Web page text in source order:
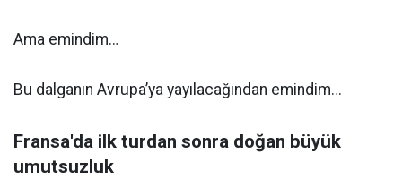
Ama emindim…
Bu dalganın Avrupa’ya yayılacağından emindim...
Fransa'da ilk turdan sonra doğan büyük
umutsuzluk